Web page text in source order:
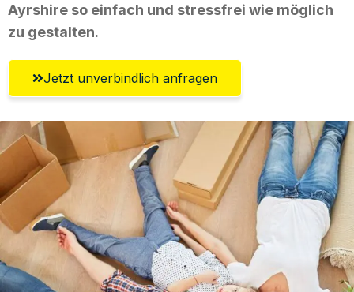
Ayrshire so einfach und stressfrei wie möglich
zu gestalten.
Jetzt unverbindlich anfragen